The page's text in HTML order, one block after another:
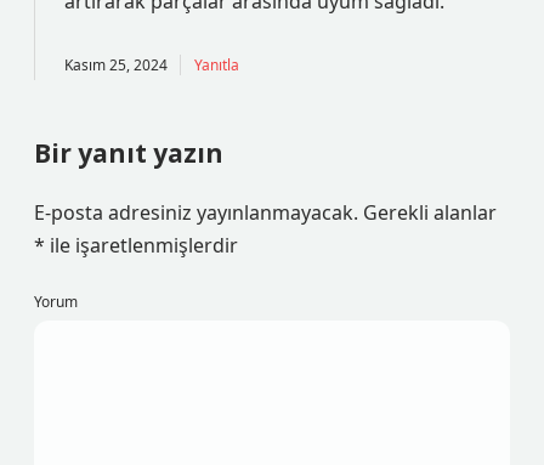
Kasım 25, 2024 Yanıtla
Bir yanıt yazın
E-posta adresiniz yayınlanmayacak. Gerekli alanlar
* ile işaretlenmişlerdir
Yorum